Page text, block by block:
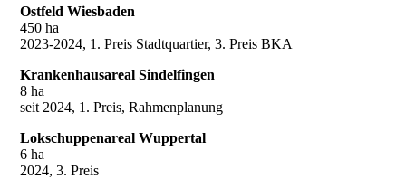
Ostfeld Wiesbaden
450 ha
2023-2024, 1. Preis Stadtquartier, 3. Preis BKA
Krankenhausareal Sindelfingen
8 ha
seit 2024, 1. Preis, Rahmenplanung
Lokschuppenareal Wuppertal
6 ha
2024, 3. Preis